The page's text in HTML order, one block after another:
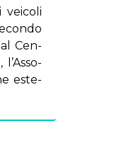
vei­co­li
Cen­
l’As­so­
este­